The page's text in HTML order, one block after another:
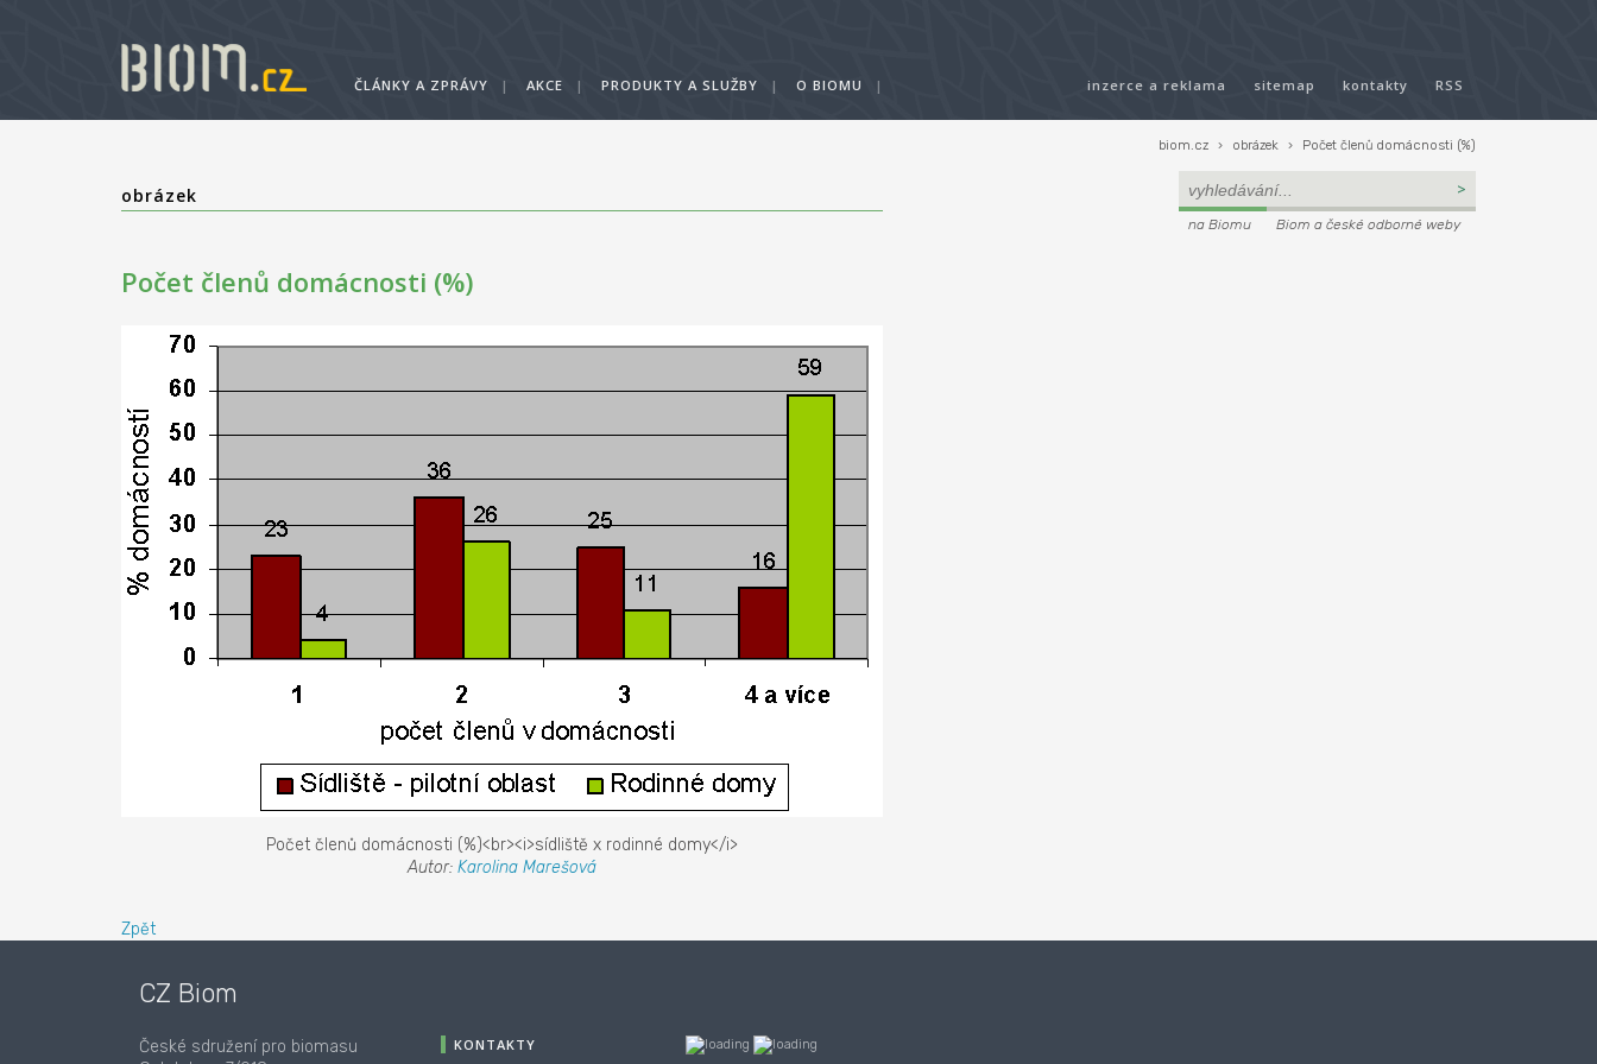
inzerce a reklama sitemap kontakty RSS
ČLÁNKY A ZPRÁVY | AKCE | PRODUKTY A SLUŽBY | O BIOMU |
biom.cz › obrázek › Počet členů domácnosti (%)
obrázek
Počet členů domácnosti (%)
Počet členů domácnosti (%)<br><i>sídliště x rodinné domy</i>
Autor: Karolina Marešová
Zpět
na Biomu Biom a české odborné weby
CZ Biom
České sdružení pro biomasu
KONTAKTY